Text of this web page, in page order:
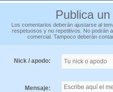
Publica
Los comentarios deberán ajustarse al
respetuosos y no repetitivos. No podrán
comercial. Tampoco deberán
Nick / apodo:
Mensaje: